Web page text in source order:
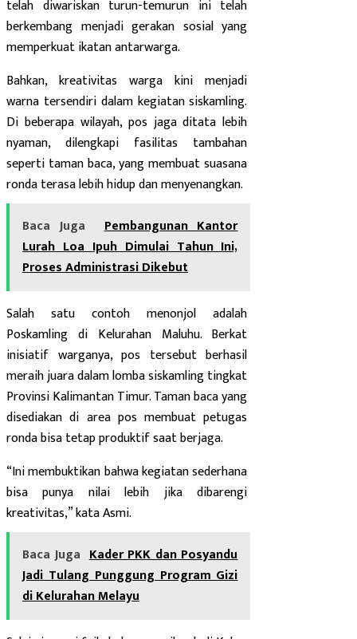
telah diwariskan turun-temurun ini telah
berkembang menjadi gerakan sosial yang
memperkuat ikatan antarwarga.
Bahkan, kreativitas warga kini menjadi
warna tersendiri dalam kegiatan siskamling.
Di beberapa wilayah, pos jaga ditata lebih
nyaman, dilengkapi fasilitas tambahan
seperti taman baca, yang membuat suasana
ronda terasa lebih hidup dan menyenangkan.
Baca Juga
Pembangunan Kantor
Lurah Loa Ipuh Dimulai Tahun Ini,
Proses Administrasi Dikebut
Salah satu contoh menonjol adalah
Poskamling di Kelurahan Maluhu. Berkat
inisiatif warganya, pos tersebut berhasil
meraih juara dalam lomba siskamling tingkat
Provinsi Kalimantan Timur. Taman baca yang
disediakan di area pos membuat petugas
ronda bisa tetap produktif saat berjaga.
“Ini membuktikan bahwa kegiatan sederhana
bisa punya nilai lebih jika dibarengi
kreativitas,” kata Asmi.
Baca Juga Kader PKK dan Posyandu
Jadi Tulang Punggung Program Gizi
di Kelurahan Melayu